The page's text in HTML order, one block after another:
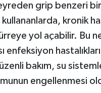
grip benzeri
kronik
yol açabilir. Bu
enfeksiyon
bakım, su
engellenmesi